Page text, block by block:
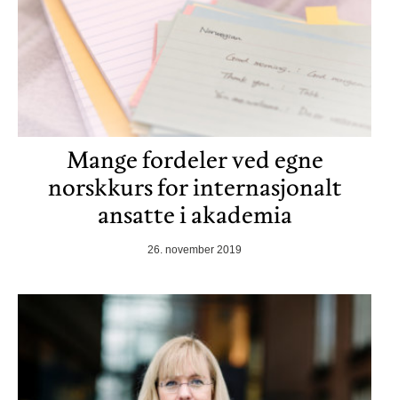
Mange fordeler ved egne
norskkurs for internasjonalt
ansatte i akademia
26. november 2019